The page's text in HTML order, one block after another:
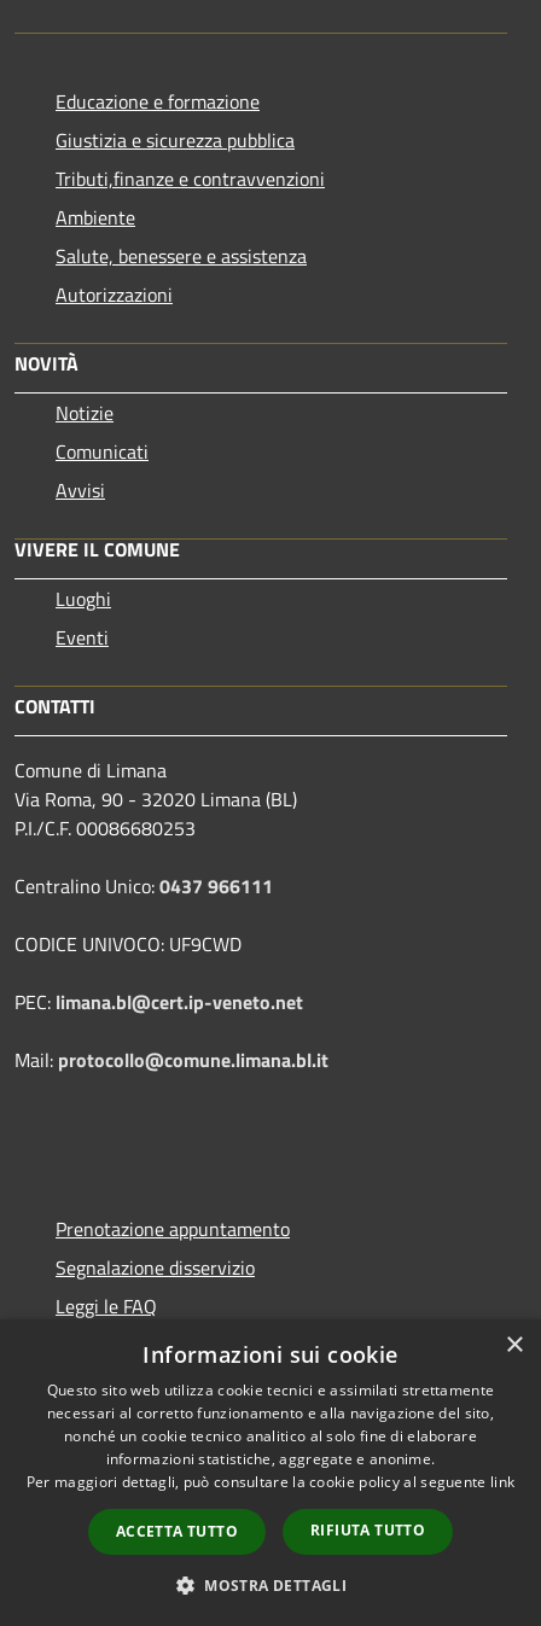
Educazione e formazione
Giustizia e sicurezza pubblica
Tributi,finanze e contravvenzioni
Ambiente
Salute, benessere e assistenza
Autorizzazioni
NOVITÀ
Notizie
Comunicati
Avvisi
VIVERE IL COMUNE
Luoghi
Eventi
CONTATTI
Comune di Limana
Via Roma, 90 - 32020 Limana (BL)
P.I./C.F. 00086680253
Centralino Unico:0437 966111
CODICE UNIVOCO: UF9CWD
PEC: limana.bl@cert.ip-veneto.net
Mail: protocollo@comune.limana.bl.it
Prenotazione appuntamento
Segnalazione disservizio
Leggi le FAQ
Richiesta assistenza
Amministrazione trasparente
Informativa privacy
Note legali
Dichiarazione di accessibilità
×
Informazioni sui cookie
Questo sito web utilizza cookie tecnici e assimilati strettamente
necessari al corretto funzionamento e alla navigazione del sito,
nonché un cookie tecnico analitico al solo fine di elaborare
informazioni statistiche, aggregate e anonime.
Per maggiori dettagli, può consultare la cookie policy al seguente link
ACCETTA TUTTO RIFIUTA TUTTO
MOSTRA DETTAGLI